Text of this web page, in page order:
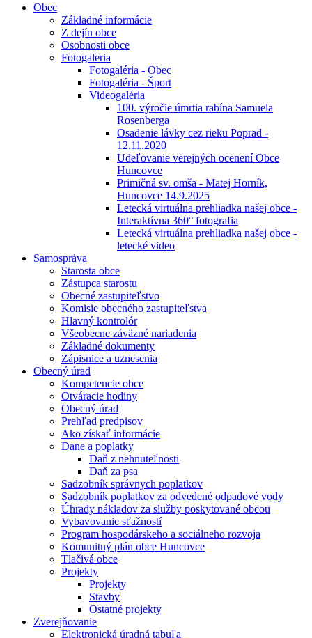
Obec
Základné informácie
Z dejín obce
Osobnosti obce
Fotogaleria
Fotogaléria - Obec
Fotogaléria - Šport
Videogaléria
100. výročie úmrtia rabína Samuela
Rosenberga
Osadenie lávky cez rieku Poprad -
12.11.2020
Udeľovanie verejných ocenení Obce
Huncovce
Primičná sv. omša - Matej Horník,
Huncovce 14.9.2025
Letecká virtuálna prehliadka našej obce -
Interaktívna 360° fotografia
Letecká virtuálna prehliadka našej obce -
letecké video
Samospráva
Starosta obce
Zástupca starostu
Obecné zastupiteľstvo
Komisie obecného zastupiteľstva
Hlavný kontrolór
Všeobecne záväzné nariadenia
Základné dokumenty
Zápisnice a uznesenia
Obecný úrad
Kompetencie obce
Otváracie hodiny
Obecný úrad
Prehľad predpisov
Ako získať informácie
Dane a poplatky
Daň z nehnuteľnosti
Daň za psa
Sadzobník správnych poplatkov
Sadzobník poplatkov za odvedené odpadové vody
Úhrady nákladov za služby poskytované obcou
Vybavovanie sťažností
Program hospodárskeho a sociálneho rozvoja
Komunitný plán obce Huncovce
Tlačivá obce
Projekty
Projekty
Stavby
Ostatné projekty
Zverejňovanie
Elektronická úradná tabuľa